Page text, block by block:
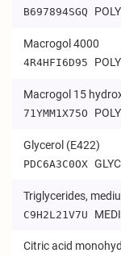
B697894SGQ
Macrogol 4000
4R4HFI6D95
Macrogol 15
71YMM1X75O
Glycerol (E422)
PDC6A3C0OX
Triglycerides,
C9H2L21V7U
Citric acid